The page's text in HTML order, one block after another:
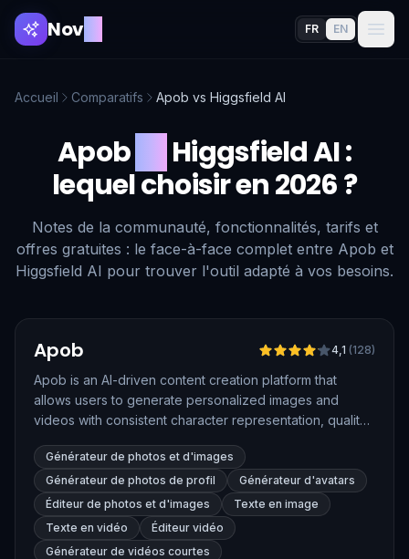
NovAI FR EN
Accueil Comparatifs Apob vs Higgsfield AI
Apob Higgsfield AI:
lequel choisir en 2026 ?
Notes de la communauté, fonctionnalités, tarifs et
offres gratuites : le face-à-face complet entre Apob et
Higgsfield AI pour trouver l'outil adapté à vos besoins.
Apob 4,1 (128)
Apob is an AI-driven content creation platform that
allows users to generate personalized images and
videos with consistent character representation, quality,
generated content, Apob provides tools for character
portrait creation, face swapping, and video generation.
Générateur de photos et d'images
Générateur de photos de profil
Générateur d'avatars
Éditeur de photos et d'images
Texte en image
Texte en vidéo
Éditeur vidéo
Générateur de vidéos courtes